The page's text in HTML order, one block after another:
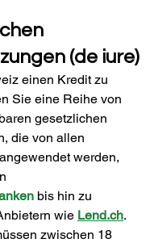
(de iure)
einen Kredit zu
Sie eine Reihe von
gesetzlichen
die von allen
werden,
bis hin zu
wie Lend.ch.
zwischen 18